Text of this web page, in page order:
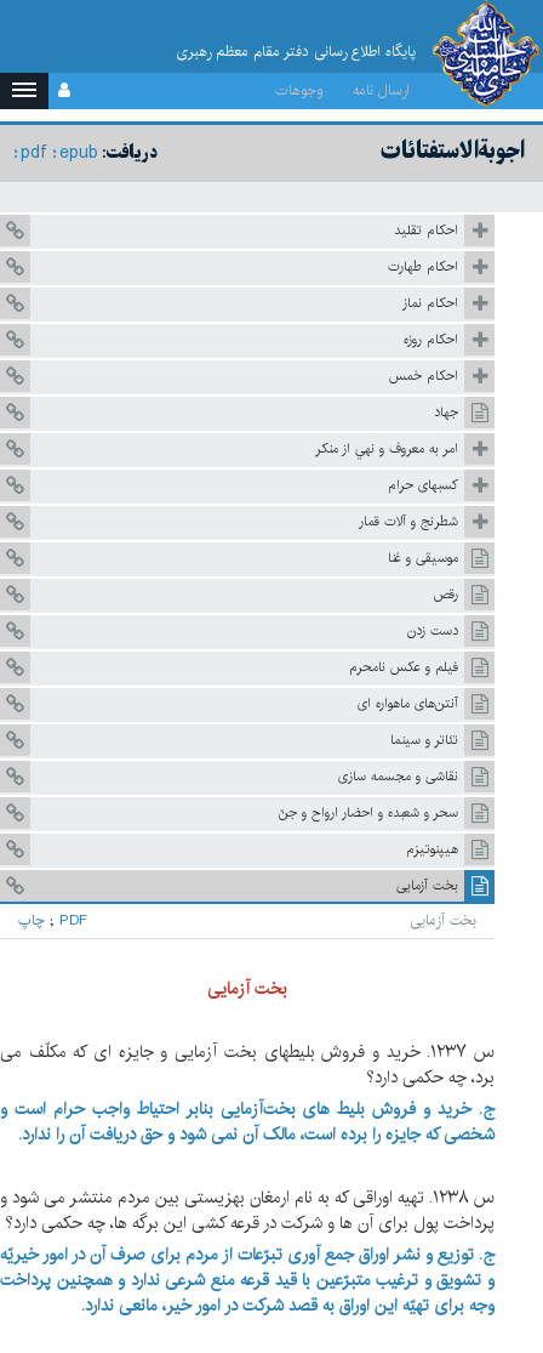
پایگاه اطلاع رسانی دفتر مقام معظم رهبری
ارسال نامه
وجوهات
دریافت: epub
pdf اجوبة‌الاستفتائات
احكام تقليد
احکام طهارت
احكام نماز
احكام روزه
احكام خمس
جهاد
امر به معروف و نهي از منكر
كسبهاى حرام
شطرنج و آلات قمار
موسيقى و غنا
رقص
دست زدن‏
فيلم و عکس نامحرم
آنتن‌هاى ماهواره ‏اى
تئاتر و سينما
نقاشى و مجسمه سازى
سحر و شعبده و احضار ارواح و جنّ
هيپنوتيزم
بخت آزمايى‏
بخت آزمايى‏ چاپ ; PDF
بخت آزمایی
س ۱۲۳۷. خرید و فروش بلیطهای بخت آزمایی و جایزه ای که مکلّف می
برد، چه حکمی دارد؟
ج. خرید و فروش بلیط های بخت‌آزمایی بنابر احتیاط واجب حرام است و
شخصی که جایزه را برده است، مالک آن نمی شود و حق دریافت آن را ندارد.
س ۱۲۳۸. تهیه اوراقی که به نام ارمغان بهزیستی بین مردم منتشر می شود و
پرداخت پول برای آن ها و شرکت در قرعه کشی این برگه ها، چه حکمی دارد؟
ج. توزیع و نشر اوراق جمع آوری تبرّعات از مردم برای صرف آن در امور خیریّه
و تشویق و ترغیب متبرّعین با قید قرعه منع شرعی ندارد و همچنین پرداخت
وجه برای تهیّه این اوراق به قصد شرکت در امور خیر، مانعی ندارد.